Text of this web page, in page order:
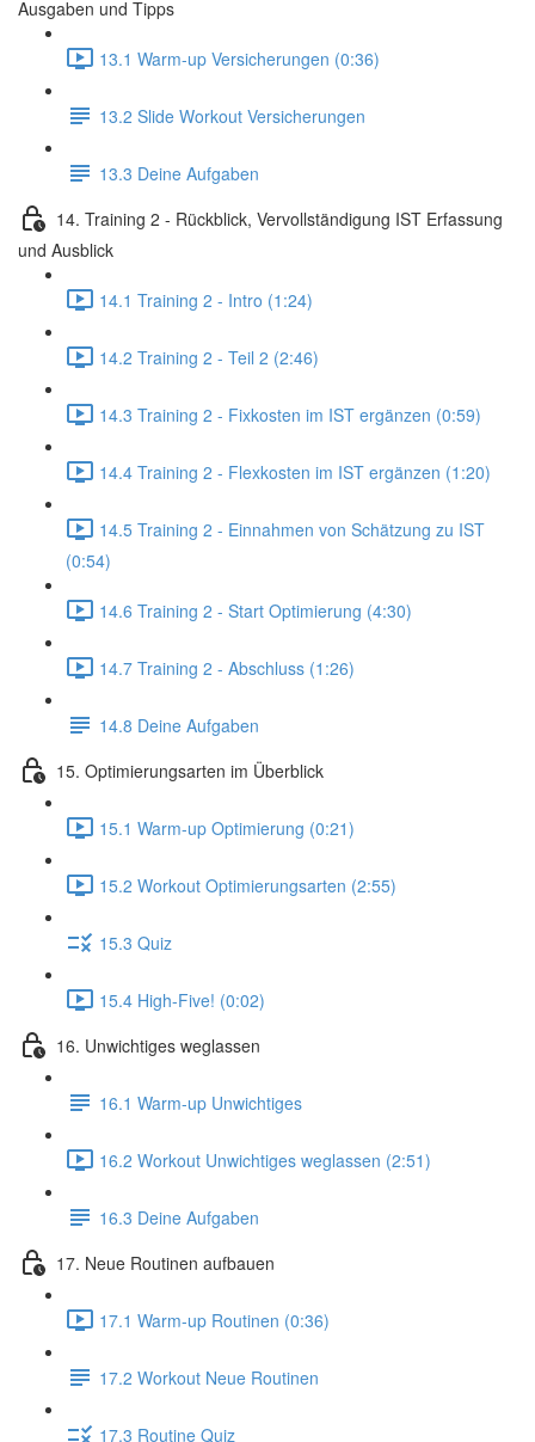
Ausgaben und Tipps
13.1 Warm-up Versicherungen (0:36)
13.2 Slide Workout Versicherungen
13.3 Deine Aufgaben
14. Training 2 - Rückblick, Vervollständigung IST Erfassung
und Ausblick
14.1 Training 2 - Intro (1:24)
14.2 Training 2 - Teil 2 (2:46)
14.3 Training 2 - Fixkosten im IST ergänzen (0:59)
14.4 Training 2 - Flexkosten im IST ergänzen (1:20)
14.5 Training 2 - Einnahmen von Schätzung zu IST
(0:54)
14.6 Training 2 - Start Optimierung (4:30)
14.7 Training 2 - Abschluss (1:26)
14.8 Deine Aufgaben
15. Optimierungsarten im Überblick
15.1 Warm-up Optimierung (0:21)
15.2 Workout Optimierungsarten (2:55)
15.3 Quiz
15.4 High-Five! (0:02)
16. Unwichtiges weglassen
16.1 Warm-up Unwichtiges
16.2 Workout Unwichtiges weglassen (2:51)
16.3 Deine Aufgaben
17. Neue Routinen aufbauen
17.1 Warm-up Routinen (0:36)
17.2 Workout Neue Routinen
17.3 Routine Quiz